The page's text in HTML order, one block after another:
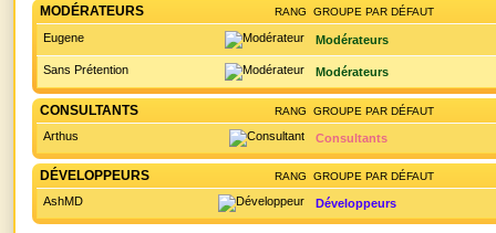
RANG
MODÉRATEURS GROUPE PAR DÉFAUT
Eugene Modérateurs
Sans Prétention Modérateurs
RANG
CONSULTANTS GROUPE PAR DÉFAUT
Arthus Consultants
RANG
DÉVELOPPEURS GROUPE PAR DÉFAUT
AshMD Développeurs